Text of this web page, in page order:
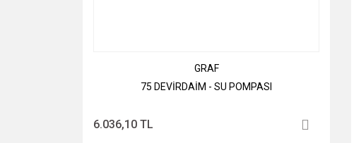
GRAF
75 DEVİRDAİM - SU POMPASI
6.036,10 TL